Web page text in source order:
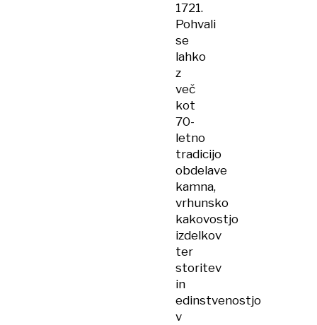
1721.
Pohvali
se
lahko
z
več
kot
70-
letno
tradicijo
obdelave
kamna,
vrhunsko
kakovostjo
izdelkov
ter
storitev
in
edinstvenostjo
v